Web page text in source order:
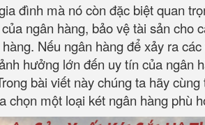
đình mà nó còn đặc biệt quan
ngân hàng, bảo vệ tài sản cho
Nếu ngân hàng để xảy ra
hưởng lớn đến uy tín của ngân
bài viết này chúng ta hãy
một loại két ngân hàng phù